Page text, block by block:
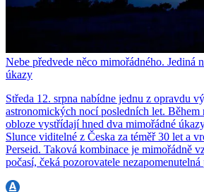
Nebe předvede něco mimořádného. Jediná
úkazy
Středa 12. srpna nabídne jednu z opravdu
astronomických nocí posledních let. Během
obloze vystřídají hned dva mimořádné
Slunce viditelné z Česka za téměř 30 let a
Perseid. Taková kombinace je mimořádně
počasí, čeká pozorovatele nezapomenutelná